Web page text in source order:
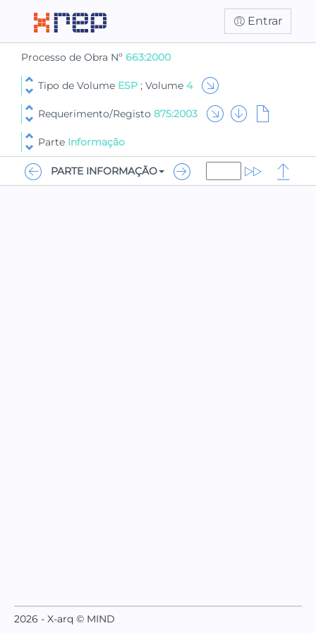
Entrar
Processo de Obra Nº 663:2000
Tipo de Volume ESP ; Volume 4
Requerimento/Registo 875:2003
Parte Informação
PARTE INFORMAÇÃO
2026 - X-arq © MIND